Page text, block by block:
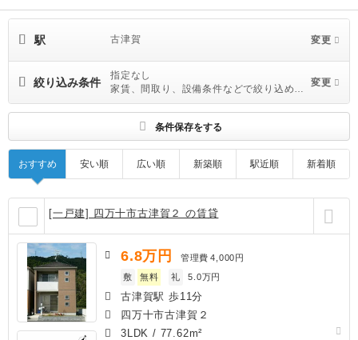
駅 古津賀 変更
絞り込み条件
指定なし
家賃、間取り、設備条件などで絞り込めま
す
変更
条件保存をする
おすすめ 安い順 広い順 新築順 駅近順 新着順
[一戸建] 四万十市古津賀２ の賃貸
6.8万円 管理費 4,000円
敷
無料 礼 5.0万円
古津賀駅 歩11分
四万十市古津賀２
3LDK / 77.62m²